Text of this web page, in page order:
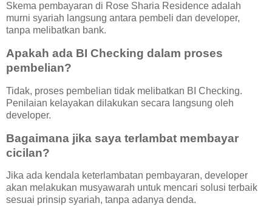
Skema pembayaran di Rose Sharia Residence adalah
murni syariah langsung antara pembeli dan developer,
tanpa melibatkan bank.
Apakah ada BI Checking dalam proses
pembelian?
Tidak, proses pembelian tidak melibatkan BI Checking.
Penilaian kelayakan dilakukan secara langsung oleh
developer.
Bagaimana jika saya terlambat membayar
cicilan?
Jika ada kendala keterlambatan pembayaran, developer
akan melakukan musyawarah untuk mencari solusi terbaik
sesuai prinsip syariah, tanpa adanya denda.